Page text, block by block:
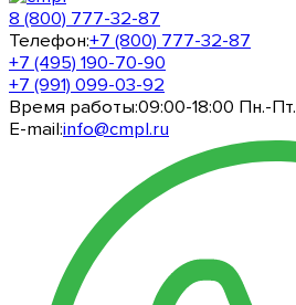
8 (800) 777-32-87
Телефон:+7 (800) 777-32-87
+7 (495) 190-70-90
+7 (991) 099-03-92
Время работы:09:00-18:00 Пн.-Пт.
E-mail:info@cmpl.ru